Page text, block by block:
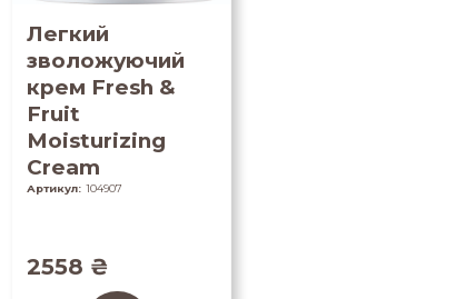
Легкий
зволожуючий
крем Fresh &
Fruit
Moisturizing
Cream
Артикул: 104907
2558 ₴